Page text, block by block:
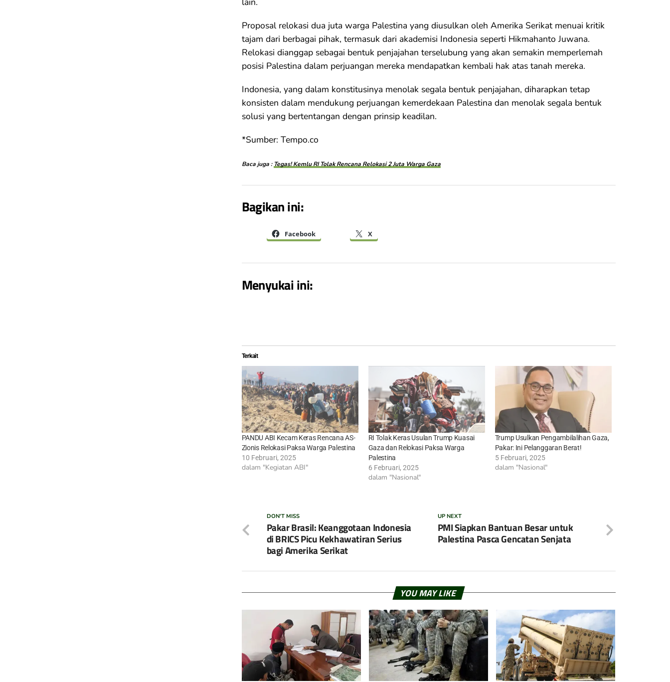
Proposal relokasi dua juta warga Palestina yang diusulkan oleh Amerika Serikat menuai kritik
tajam dari berbagai pihak, termasuk dari akademisi Indonesia seperti Hikmahanto Juwana.
Relokasi dianggap sebagai bentuk penjajahan terselubung yang akan semakin memperlemah
posisi Palestina dalam perjuangan mereka mendapatkan kembali hak atas tanah mereka.
Indonesia, yang dalam konstitusinya menolak segala bentuk penjajahan, diharapkan tetap
konsisten dalam mendukung perjuangan kemerdekaan Palestina dan menolak segala bentuk
solusi yang bertentangan dengan prinsip keadilan.
*Sumber: Tempo.co
Baca juga : Tegas! Kemlu RI Tolak Rencana Relokasi 2 Juta Warga Gaza
Bagikan ini:
Facebook X
Menyukai ini:
Terkait
PANDU ABI Kecam Keras Rencana AS-
Zionis Relokasi Paksa Warga Palestina
10 Februari, 2025
dalam "Kegiatan ABI"
RI Tolak Keras Usulan Trump Kuasai
Gaza dan Relokasi Paksa Warga
Palestina
6 Februari, 2025
dalam "Nasional"
Trump Usulkan Pengambilalihan Gaza,
Pakar: Ini Pelanggaran Berat!
5 Februari, 2025
dalam "Nasional"
UP NEXT
PMI Siapkan Bantuan Besar untuk
Palestina Pasca Gencatan Senjata
DON'T MISS
Pakar Brasil: Keanggotaan Indonesia
di BRICS Picu Kekhawatiran Serius
bagi Amerika Serikat
YOU MAY LIKE